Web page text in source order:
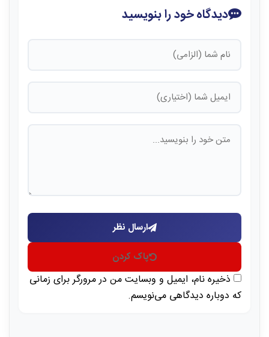
دیدگاه خود را بنویسید
ارسال نظر
پاک کردن
ذخیره نام، ایمیل و وبسایت من در مرورگر برای زمانی
که دوباره دیدگاهی می‌نویسم.